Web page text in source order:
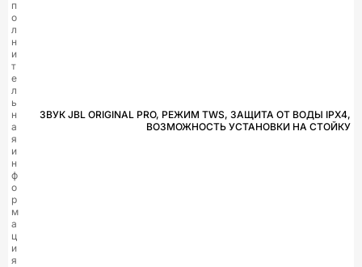
п
о
л
н
и
т
е
л
ь
н
а
я
и
н
ф
о
р
м
а
ц
и
я
ЗВУК JBL ORIGINAL PRO, РЕЖИМ TWS, ЗАЩИТА ОТ ВОДЫ IPX4,
ВОЗМОЖНОСТЬ УСТАНОВКИ НА СТОЙКУ